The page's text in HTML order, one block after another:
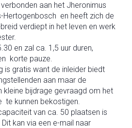
aan het Jheronimus
Hertogenbosch en heeft zich de
verdiept in het leven en werk
en zal ca. 1,5 uur duren,
korte pauze.
is gratis want de inleider biedt
aan maar de
kleine bijdrage gevraagd om het
te kunnen bekostigen.
van ca. 50 plaatsen is
kan via een e-mail naar